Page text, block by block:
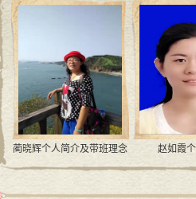
蔺晓辉个人简介及带班理念 赵如霞